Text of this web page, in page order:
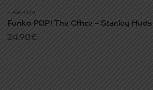
FUNKO POP
Funko POP! The Office – Stanley
24.90€